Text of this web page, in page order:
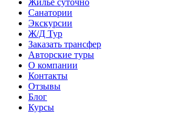
Санатории
Экскурсии
Ж/Д Тур
Заказать трансфер
Авторские туры
О компании
Контакты
Отзывы
Блог
Курсы